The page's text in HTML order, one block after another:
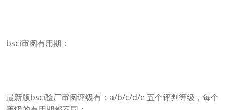
bsci审阅有用期：
最新版bsci验厂审阅评级有：a/b/c/d/e 五个评判等级，每个